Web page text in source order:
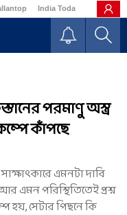
India Today Business
পরমাণু অস্ত্র
কাঁপছে
এমনটা দাবি
আর এমন পরিস্থিতিতেই প্রশ্ন
হয়, সেটার পিছনে কি